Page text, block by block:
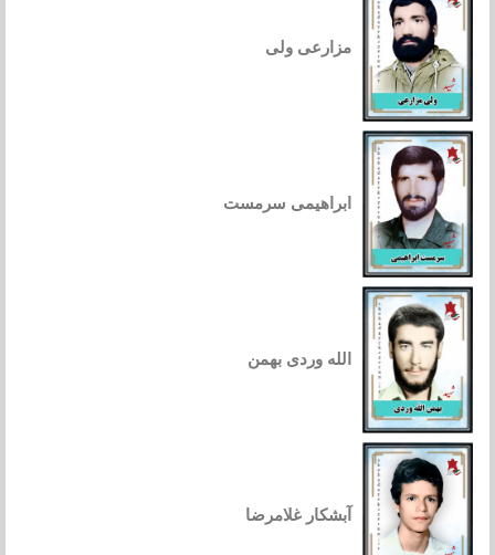
مزارعی ولی
ابراهیمی سرمست
الله وردی بهمن
آبشکار غلامرضا